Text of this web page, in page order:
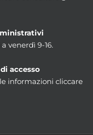
venerdì 9-16.
accesso
informazioni cliccare